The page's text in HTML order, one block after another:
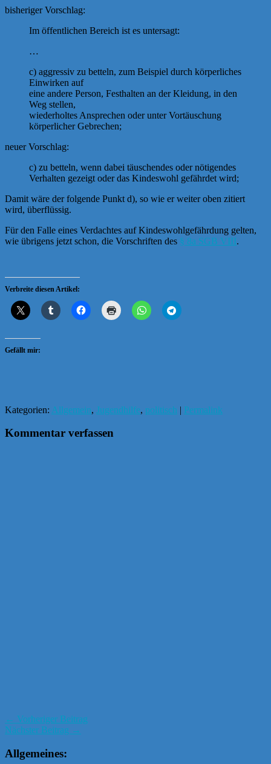
bisheriger Vorschlag:
Im öffentlichen Bereich ist es untersagt:
…
c) aggressiv zu betteln, zum Beispiel durch körperliches
Einwirken auf
eine andere Person, Festhalten an der Kleidung, in den
Weg stellen,
wiederholtes Ansprechen oder unter Vortäuschung
körperlicher Gebrechen;
neuer Vorschlag:
c) zu betteln, wenn dabei täuschendes oder nötigendes
Verhalten gezeigt oder das Kindeswohl gefährdet wird;
Damit wäre der folgende Punkt d), so wie er weiter oben zitiert
wird, überflüssig.
Für den Falle eines Verdachtes auf Kindeswohlgefährdung gelten,
wie übrigens jetzt schon, die Vorschriften des § 8a SGB VIII.
Verbreite diesen Artikel:
Gefällt mir:
Kategorien: Allgemein, Jugendhilfe, politisch | Permalink
Kommentar verfassen
← Vorheriger Beitrag
Nächster Beitrag →
Allgemeines: